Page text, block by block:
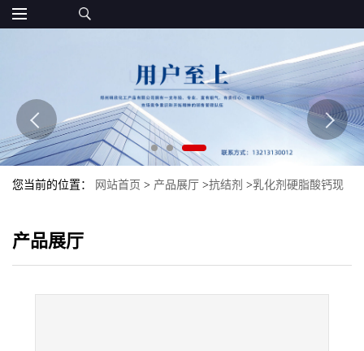
您当前的位置： 网站首页 > 产品展厅 >抗结剂 >乳化剂硬脂酸钙现
产品展厅